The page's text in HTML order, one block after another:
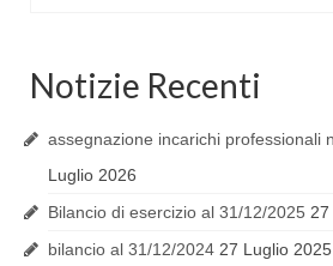
Notizie Recenti
assegnazione incarichi professionali
Luglio 2026
Bilancio di esercizio al 31/12/2025
bilancio al 31/12/2024 27 Luglio 2025